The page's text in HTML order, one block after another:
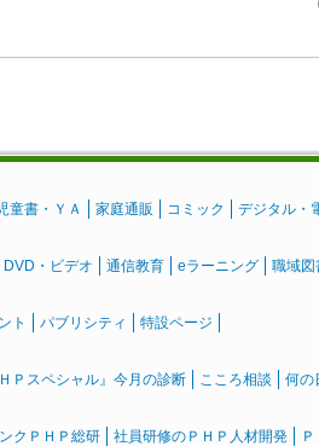
童書・ＹＡ 家庭通販 コミック デジタル・
DVD・ビデオ 通信教育 eラーニング 職域図
ト パブリシティ 特設ページ
ＨＰスペシャル』今月の診断 こころ相談 何の
クＰＨＰ総研 社員研修のＰＨＰ人材開発